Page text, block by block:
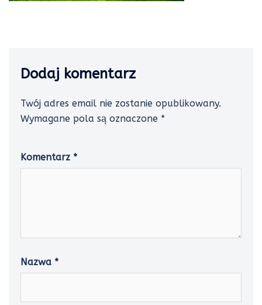
Dodaj komentarz
Twój adres email nie zostanie opublikowany.
Wymagane pola są oznaczone *
Komentarz *
Nazwa *